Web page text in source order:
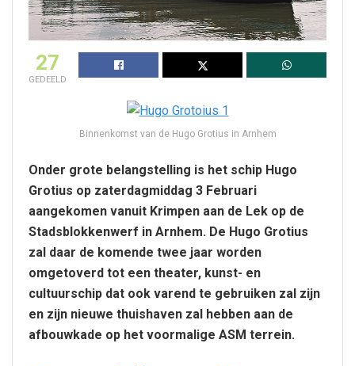
27
GEDEELD
Binnenkomst van de Hugo Grotius in Arnhem
Onder grote belangstelling is het schip Hugo
Grotius op zaterdagmiddag 3 Februari
aangekomen vanuit Krimpen aan de Lek op de
Stadsblokkenwerf in Arnhem. De Hugo Grotius
zal daar de komende twee jaar worden
omgetoverd tot een theater, kunst- en
cultuurschip dat ook varend te gebruiken zal zijn
en zijn nieuwe thuishaven zal hebben aan de
afbouwkade op het voormalige ASM terrein.